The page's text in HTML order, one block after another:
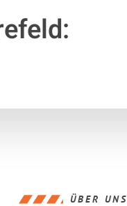
ÜBER UNS